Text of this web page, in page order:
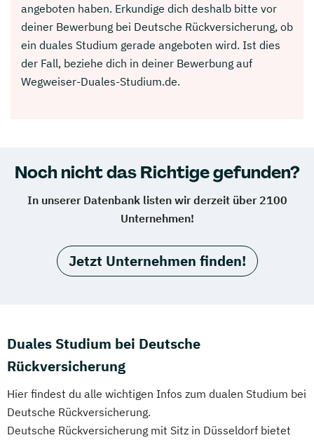
angeboten haben. Erkundige dich deshalb bitte vor
deiner Bewerbung bei Deutsche Rückversicherung, ob
ein duales Studium gerade angeboten wird. Ist dies
der Fall, beziehe dich in deiner Bewerbung auf
Wegweiser-Duales-Studium.de.
Noch nicht das Richtige gefunden?
In unserer Datenbank listen wir derzeit über 2100
Unternehmen!
Jetzt Unternehmen finden!
Duales Studium bei Deutsche
Rückversicherung
Hier findest du alle wichtigen Infos zum dualen Studium bei
Deutsche Rückversicherung.
Deutsche Rückversicherung mit Sitz in Düsseldorf bietet